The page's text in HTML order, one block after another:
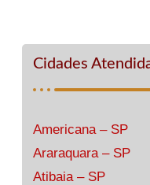
Cidades
Americana – SP
Araraquara – SP
Atibaia – SP